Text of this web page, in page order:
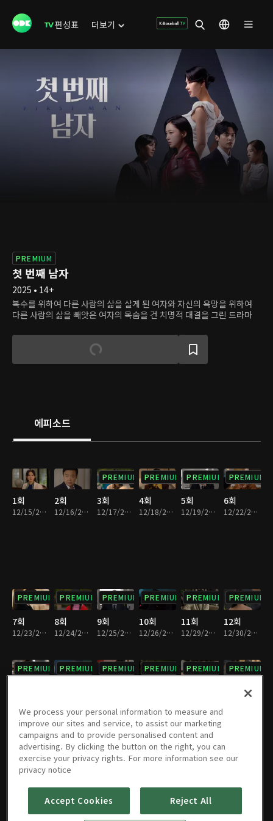
편성표 더보기
PREMIUM
첫 번째 남자
2025 • 14+
복수를 위하여 다른 사람의 삶을 살게 된 여자와 자신의 욕망을 위하여
다른 사람의 삶을 빼앗은 여자의 목숨을 건 치명적 대결을 그린 드라마
에피소드
1회
12/15/2025 • 30분
2회
12/16/2025 • 30분
PREMIUM
3회
12/17/2025 • 30분
PREMIUM
4회
12/18/2025 • 29분
PREMIUM
5회
12/19/2025 • 29분
PREMIUM
6회
12/22/2025 • 30분
PREMIUM
7회
12/23/2025 • 29분
PREMIUM
8회
12/24/2025 • 29분
PREMIUM
9회
12/25/2025 • 29분
PREMIUM
10회
12/26/2025 • 29분
PREMIUM
11회
12/29/2025 • 30분
PREMIUM
12회
12/30/2025 • 29분
PREMIUM PREMIUM PREMIUM PREMIUM PREMIUM PREMIUM
PREMIUM
19회
01/08/2026 • 28분
PREMIUM
20회
PREMIUM
21회
PREMIUM
22회
PREMIUM
23회 24회
PREMIUM PREMIUM
We process your personal information to measure and
improve our sites and service, to assist our marketing
campaigns and to provide personalised content and
advertising. By clicking the button on the right, you can
exercise your privacy rights. For more information see our
privacy notice
Accept Cookies Reject All